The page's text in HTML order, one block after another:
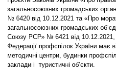
загальносоюзних громадських
№ 6420 від 10.12.2021 та «Про
загальносоюзних громадських
Союзу РСР» № 6421 від 10.12.2021,
Федерації профспілок України має
методичні центри, будинки
заклади і туристичні об’єкти.